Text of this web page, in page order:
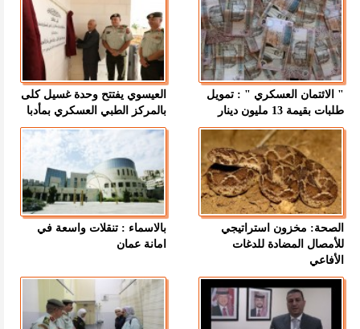
" الائتمان العسكري " : تمويل
طلبات بقيمة 13 مليون دينار
العيسوي يفتتح وحدة غسيل كلى
بالمركز الطبي العسكري بمأدبا
الصحة: مخزون استراتيجي
للأمصال المضادة للدغات
الأفاعي
بالاسماء : تنقلات واسعة في
امانة عمان